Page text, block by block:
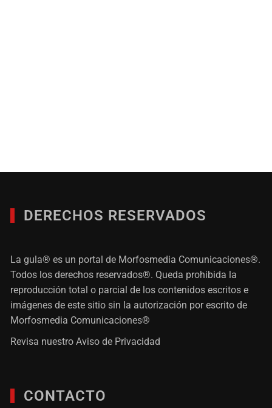
DERECHOS RESERVADOS
La gula® es un portal de Morfosmedia Comunicaciones®.
Todos los derechos reservados®. Queda prohibida la
reproducción total o parcial de los contenidos escritos e
imágenes de este sitio sin la autorización por escrito de
Morfosmedia Comunicaciones®
Revisa nuestroAviso de Privacidad
CONTACTO